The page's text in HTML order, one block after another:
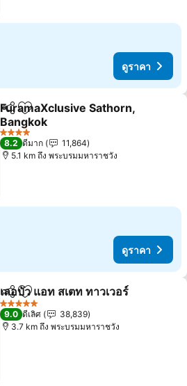
ดูราคา
แชร์ เพิ่มในรายการโปรด
FuramaXclusive Sathorn,
Bangkok
4 ดาว
8.2 ดีมาก
11,864
5.1 km ถึง พระบรมมหาราชวัง
ดูราคา
แชร์ เพิ่มในรายการโปรด
เลอบัว แอท สเตท ทาวเวอร์
5 ดาว
9.0 ดีเลิศ
38,839
3.7 km ถึง พระบรมมหาราชวัง